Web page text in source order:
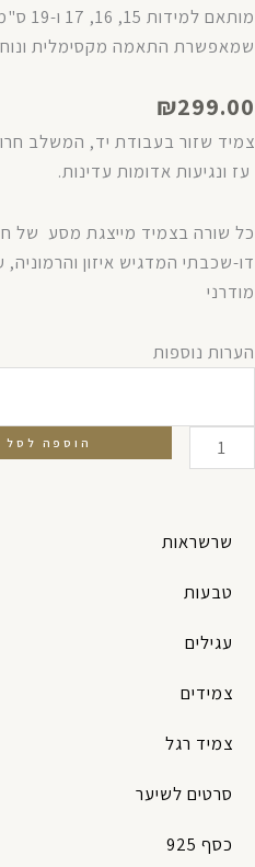
שמאפשרת התאמה מקסימלית
₪299.00
צמיד שזור בעבודת יד, המשלב
עז ונגיעות אדומות עדינות.
כל שורה בצמיד מייצגת מסע של
דו-שכבתי המדגיש איזון
מודרני
הערות נוספות
כמות
מעגלים
של
הוספה לסל
שרשראות
טבעות
עגילים
צמידים
צמיד רגל
סרטים לשיער
כסף 925